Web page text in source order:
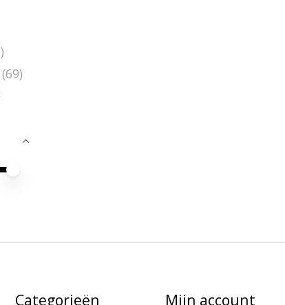
(69)
Categorieën Mijn account